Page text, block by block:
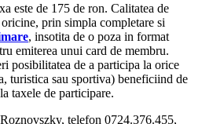
este de 175 de ron. Calitatea de
prin simpla completare si
, insotita de o poza in format
emiterea unui card de membru.
posibilitatea de a participa la orice
turistica sau sportiva) beneficiind de
taxele de participare.
telefon 0724.376.455,